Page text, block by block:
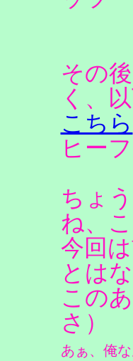
その
く、
こちら
ヒー
ちょ
ね、こ
今回
とは
この
さ）
あぁ、俺